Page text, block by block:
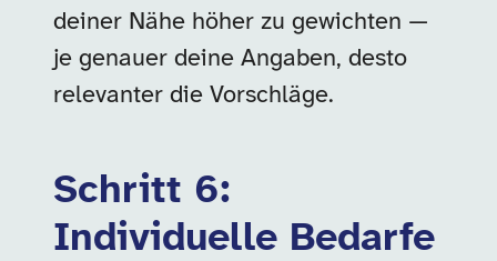
deiner Nähe höher zu gewichten —
je genauer deine Angaben, desto
relevanter die Vorschläge.
Schritt 6:
Individuelle Bedarfe